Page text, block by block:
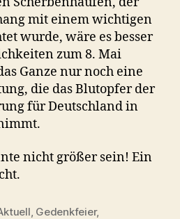
mit einem wichtigen
wurde, wäre es besser
zum 8. Mai
Ganze nur noch eine
die das Blutopfer der
für Deutschland in
nicht größer sein! Ein
Gedenkfeier,